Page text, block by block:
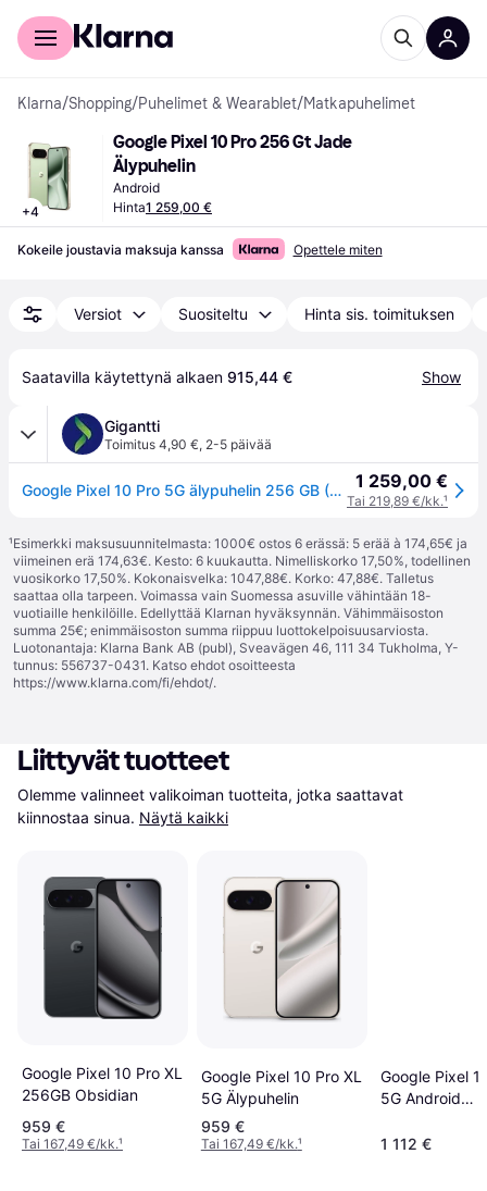
Kuluttajille
Klarna/Shopping/Puhelimet & Wearablet/Matkapuhelimet
+4
Google Pixel 10 Pro 256 Gt Jade
Älypuhelin
Android
Hinta1 259,00 €
Kokeile joustavia maksuja kanssa Opettele miten
Versiot Suositeltu Hinta sis. toimituksen
Saatavilla käytettynä alkaen 915,44 € Show
Gigantti
Toimitus 4,90 €, 2-5 päivää
Google Pixel 10 Pro 5G älypuhelin 256 GB (Jade) 1 259,00 €
Tai 219,89 €/kk.¹
¹Esimerkki maksusuunnitelmasta: 1000€ ostos 6 erässä: 5 erää à 174,65€ ja
viimeinen erä 174,63€. Kesto: 6 kuukautta. Nimelliskorko 17,50%, todellinen
vuosikorko 17,50%. Kokonaisvelka: 1047,88€. Korko: 47,88€. Talletus
saattaa olla tarpeen. Voimassa vain Suomessa asuville vähintään 18-
vuotiaille henkilöille. Edellyttää Klarnan hyväksynnän. Vähimmäisoston
summa 25€; enimmäisoston summa riippuu luottokelpoisuusarviosta.
Luotonantaja: Klarna Bank AB (publ), Sveavägen 46, 111 34 Tukholma, Y-
tunnus: 556737-0431. Katso ehdot osoitteesta
https://www.klarna.com/fi/ehdot/.
Liittyvät tuotteet
Olemme valinneet valikoiman tuotteita, jotka saattavat
kiinnostaa sinua. Näytä kaikki
Google Pixel 10 Pro XL
256GB Obsidian
959 €
Tai 167,49 €/kk.¹
Google Pixel 10 Pro XL
5G Älypuhelin
959 €
Tai 167,49 €/kk.¹
Google Pixel
5G Android
1 112 €